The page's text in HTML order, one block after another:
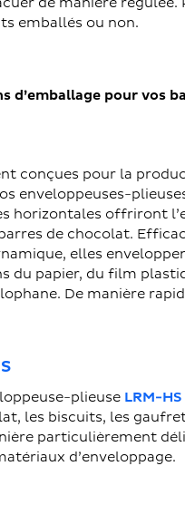
emballés ou non.
d’emballage pour vos
conçues pour la
enveloppeuses-
horizontales offriront
de chocolat.
elles
du papier, du film
De manière
plieuse LRM-HS
les biscuits, les
particulièrement
d’enveloppage.